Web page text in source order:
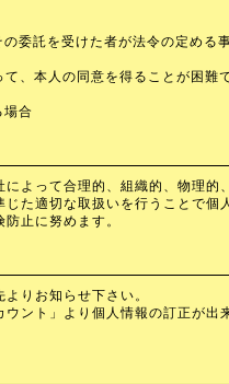
委託を受けた者が法令の定める
、本人の同意を得ることが困難
場合
よって合理的、組織的、物理的
た適切な取扱いを行うことで個
止に努めます。
りお知らせ下さい。
ント」より個人情報の訂正が出